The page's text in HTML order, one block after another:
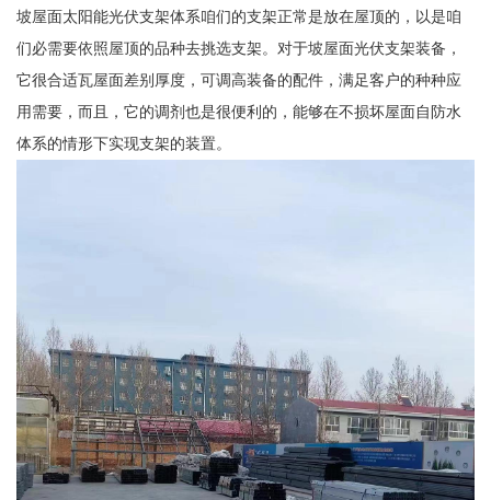
坡屋面太阳能光伏支架体系咱们的支架正常是放在屋顶的，以是咱
们必需要依照屋顶的品种去挑选支架。对于坡屋面光伏支架装备，
它很合适瓦屋面差别厚度，可调高装备的配件，满足客户的种种应
用需要，而且，它的调剂也是很便利的，能够在不损坏屋面自防水
体系的情形下实现支架的装置。